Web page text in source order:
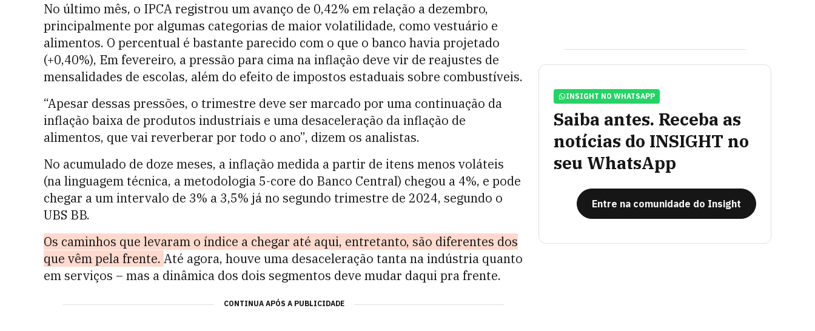
No último mês, o IPCA registrou um avanço de 0,42% em relação a dezembro,
principalmente por algumas categorias de maior volatilidade, como vestuário e
alimentos. O percentual é bastante parecido com o que o banco havia projetado
(+0,40%), Em fevereiro, a pressão para cima na inflação deve vir de reajustes de
mensalidades de escolas, além do efeito de impostos estaduais sobre combustíveis.
“Apesar dessas pressões, o trimestre deve ser marcado por uma continuação da
inflação baixa de produtos industriais e uma desaceleração da inflação de
alimentos, que vai reverberar por todo o ano”, dizem os analistas.
No acumulado de doze meses, a inflação medida a partir de itens menos voláteis
(na linguagem técnica, a metodologia 5-core do Banco Central) chegou a 4%, e pode
chegar a um intervalo de 3% a 3,5% já no segundo trimestre de 2024, segundo o
UBS BB.
Os caminhos que levaram o índice a chegar até aqui, entretanto, são diferentes dos
que vêm pela frente. Até agora, houve uma desaceleração tanta na indústria quanto
em serviços – mas a dinâmica dos dois segmentos deve mudar daqui pra frente.
CONTINUA APÓS A PUBLICIDADE
INSIGHT NO WHATSAPP
Saiba antes. Receba as
notícias do INSIGHT no
seu WhatsApp
Entre na comunidade do Insight